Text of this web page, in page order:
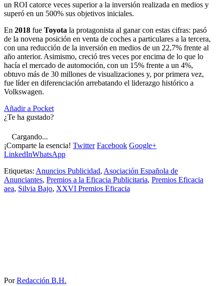
un ROI catorce veces superior a la inversión realizada en medios y
superó en un 500% sus objetivos iniciales.
En 2018 fue Toyota la protagonista al ganar con estas cifras: pasó
de la novena posición en venta de coches a particulares a la tercera,
con una reducción de la inversión en medios de un 22,7% frente al
año anterior. Asimismo, creció tres veces por encima de lo que lo
hacía el mercado de automoción, con un 15% frente a un 4%,
obtuvo más de 30 millones de visualizaciones y, por primera vez,
fue líder en diferenciación arrebatando el liderazgo histórico a
Volkswagen.
Añadir a Pocket
¿Te ha gustado?
Cargando...
¡Comparte la esencia! Twitter Facebook Google+
LinkedInWhatsApp
Etiquetas: Anuncios Publicidad, Asociación Española de
Anunciantes, Premios a la Eficacia Publicitaria, Premios Eficacia
aea, Silvia Bajo, XXVI Premios Eficacia
PorRedacción B.H.